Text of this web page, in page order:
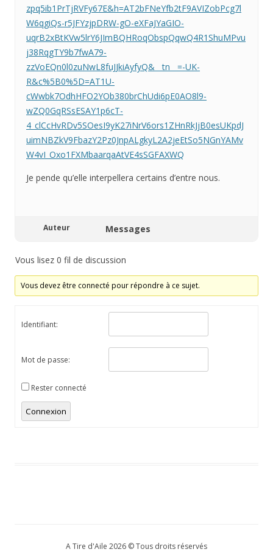
zpq5ib1PrTjRVFy67E&h=AT2bFNeYfb2tF9AVIZobPcg7l
W6qgiQs-r5JFYzjpDRW-gO-eXFaJYaGIO-
uqrB2xBtKVw5lrY6JImBQHRoqObspQqwQ4R1ShuMPvu
j38RqgTY9b7fwA79-
zzVoEQn0l0zuNwL8fuJJkiAyfyQ&__tn__=-UK-
R&c%5B0%5D=AT1U-
cWwbk7OdhHFO2YOb380brChUdi6pE0AO8l9-
wZQ0GqRSsESAY1p6cT-
4_clCcHvRDv5SOesI9yK27iNrV6ors1ZHnRkJjB0esUKpdJ
uimNBZkV9FbazY2Pz0JnpALgkyL2A2jeEtSo5NGnYAMv
W4vI_Oxo1FXMbaarqaAtVE4sSGFAXWQ
Je pende qu’elle interpellera certains d’entre nous.
Auteur Messages
Vous lisez 0 fil de discussion
Vous devez être connecté pour répondre à ce sujet.
Identifiant:
Mot de passe:
Rester connecté
Connexion
A Tire d'Aile 2026 © Tous droits réservés